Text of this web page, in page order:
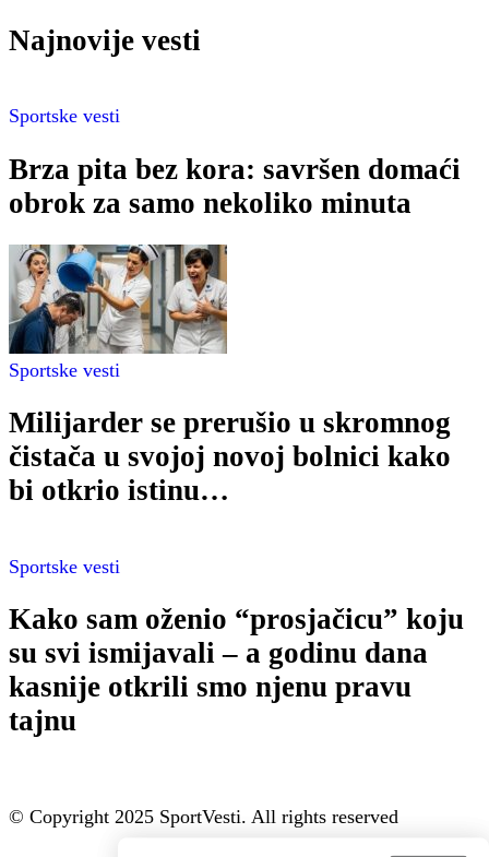
Najnovije vesti
Sportske vesti
Brza pita bez kora: savršen domaći
obrok za samo nekoliko minuta
Sportske vesti
Milijarder se prerušio u skromnog
čistača u svojoj novoj bolnici kako
bi otkrio istinu…
Sportske vesti
Kako sam oženio “prosjačicu” koju
su svi ismijavali – a godinu dana
kasnije otkrili smo njenu pravu
tajnu
© Copyright 2025 SportVesti. All rights reserved